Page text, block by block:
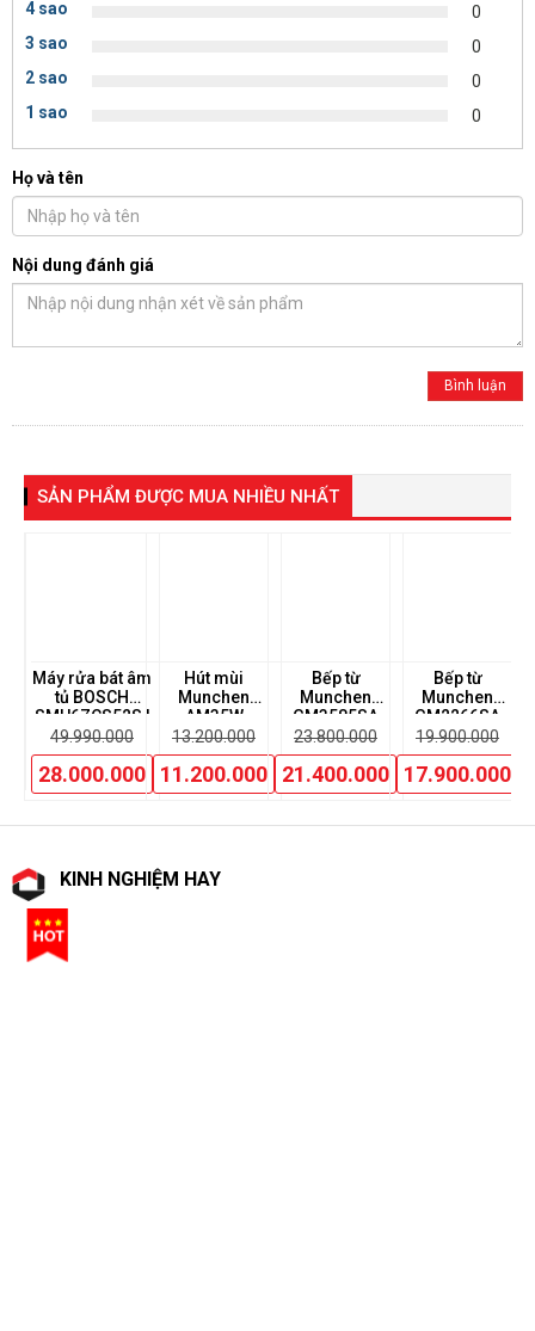
4 sao
0
3 sao
0
2 sao
0
1 sao
0
Họ và tên
Nội dung đánh giá
SẢN PHẨM ĐƯỢC MUA NHIỀU NHẤT
Máy rửa bát âm
tủ BOSCH
SMU6ZCS52S |
Serie 6
49.990.000
28.000.000
Hút mùi
Munchen
AM35W
13.200.000
11.200.000
Bếp từ
Munchen
GM3585SA
23.800.000
21.400.000
Bếp từ
Munchen
GM2266SA
19.900.000
17.900.000
KINH NGHIỆM HAY